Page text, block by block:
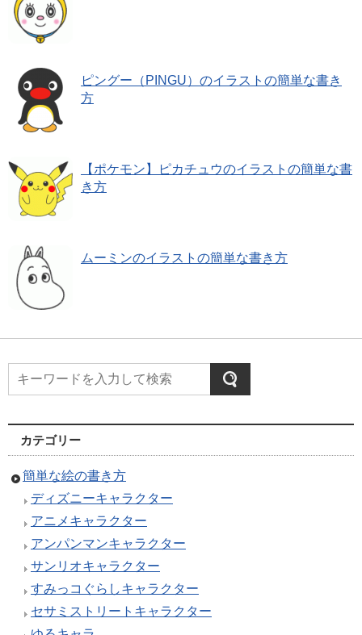
ピングー（PINGU）のイラストの簡単な書き
方
【ポケモン】ピカチュウのイラストの簡単な書
き方
ムーミンのイラストの簡単な書き方
カテゴリー
簡単な絵の書き方
ディズニーキャラクター
アニメキャラクター
アンパンマンキャラクター
サンリオキャラクター
すみっコぐらしキャラクター
セサミストリートキャラクター